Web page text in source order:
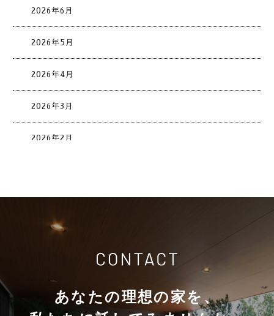
2026年6月
2026年5月
2026年4月
2026年3月
2026年2月
2025年11月
2025年9月あなたの理想の家を、